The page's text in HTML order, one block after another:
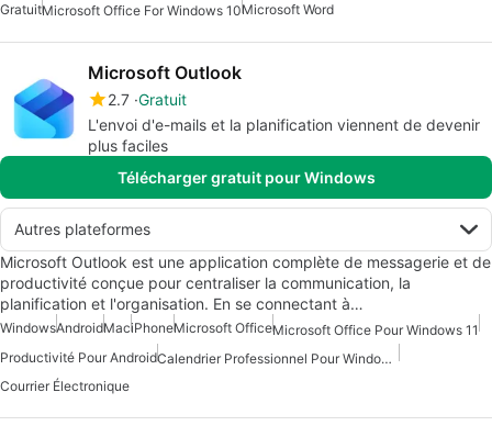
GratuitMicrosoft Office For Windows 10Microsoft Word
Microsoft Outlook
2.7 Gratuit
L'envoi d'e-mails et la planification viennent de devenir
plus faciles
Télécharger gratuit pour Windows
Autres plateformes
Microsoft Outlook est une application complète de messagerie et de
productivité conçue pour centraliser la communication, la
planification et l'organisation. En se connectant à…
WindowsAndroidMaciPhoneMicrosoft OfficeMicrosoft Office Pour Windows 11
Productivité Pour Android
Calendrier Professionnel Pour Windows 10
Courrier Électronique